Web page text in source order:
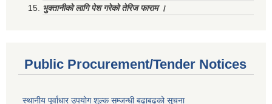
भुक्तानीको लागि पेश गरेको तेरिज फाराम ।
Public Procurement/Tender Notices
स्थानीय पूर्वाधार उपयोग शुल्क सम्जन्धी बढाबढको सूचना